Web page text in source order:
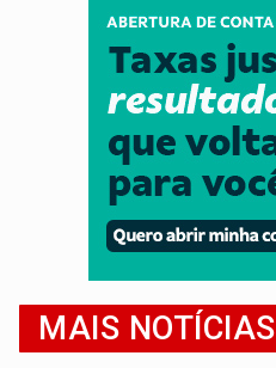
MAIS NOTÍCIAS